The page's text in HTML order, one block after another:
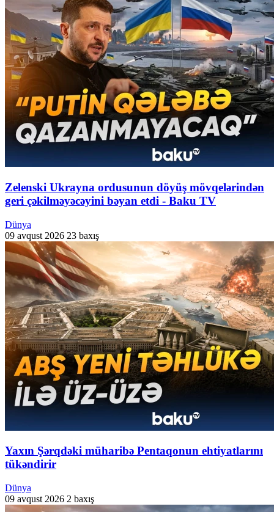
Zelenski Ukrayna ordusunun döyüş mövqelərindən
geri çəkilməyəcəyini bəyan etdi - Baku TV
Dünya
09 avqust 2026 23 baxış
Yaxın Şərqdəki müharibə Pentaqonun ehtiyatlarını
tükəndirir
Dünya
09 avqust 2026 2 baxış